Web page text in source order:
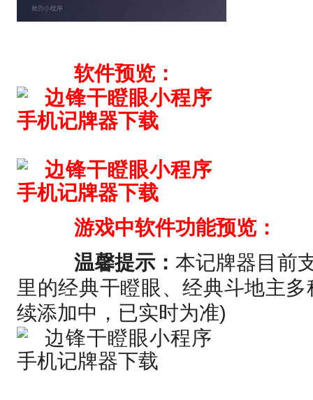
软件预览：
游戏中软件功能预览：
温馨提示：本记牌器目前
里的经典干瞪眼、经典斗地主
续添加中，已实时为准)